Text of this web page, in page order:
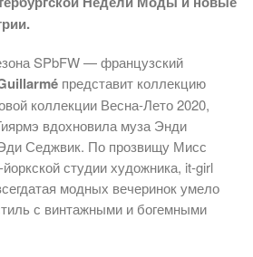
SPbFW — французский
представит коллекцию
коллекции Весна-Лето 2020,
вдохновила муза Энди
Седжвик. По прозвищу Мисс
студии художника, it-girl
модных вечеринок умело
с винтажными и богемными